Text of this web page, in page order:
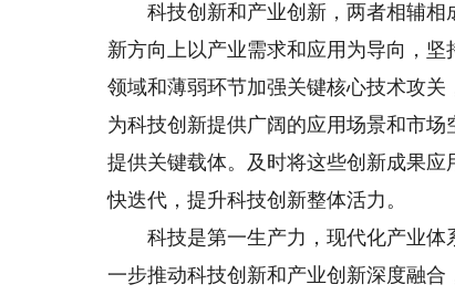
科技创新和产业创新，两者相辅相
新方向上以产业需求和应用为导向，
领域和薄弱环节加强关键核心技术攻
为科技创新提供广阔的应用场景和市
提供关键载体。及时将这些创新成果
快迭代，提升科技创新整体活力。
科技是第一生产力，现代化产业体
一步推动科技创新和产业创新深度融